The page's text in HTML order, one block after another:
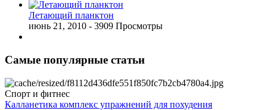
Летающий планктон
июнь 21, 2010 - 3909 Просмотры
Самые популярные статьи
Спорт и фитнес
Калланетика комплекс упражнений для похудения